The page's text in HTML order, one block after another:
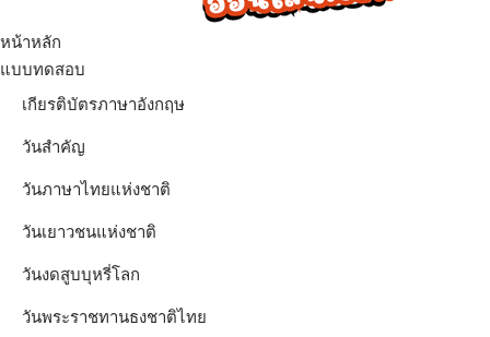
เมนู
หน้าหลัก
แบบทดสอบ
เกียรติบัตรภาษาอังกฤษ
วันสำคัญ
วันภาษาไทยแห่งชาติ
วันเยาวชนแห่งชาติ
วันงดสูบบุหรี่โลก
วันพระราชทานธงชาติไทย